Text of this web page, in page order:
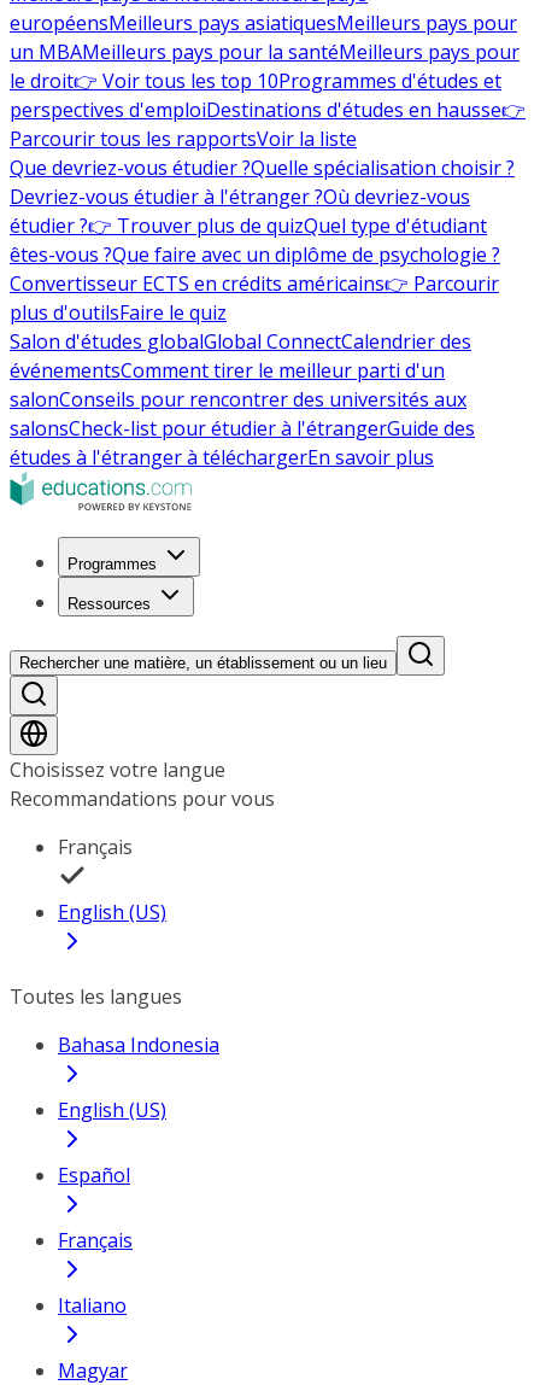
européensMeilleurs pays asiatiquesMeilleurs pays pour
un MBAMeilleurs pays pour la santéMeilleurs pays pour
le droit👉 Voir tous les top 10Programmes d'études et
perspectives d'emploiDestinations d'études en hausse👉
Parcourir tous les rapportsVoir la liste
Que devriez-vous étudier ?Quelle spécialisation choisir ?
Devriez-vous étudier à l'étranger ?Où devriez-vous
étudier ?👉 Trouver plus de quizQuel type d'étudiant
êtes-vous ?Que faire avec un diplôme de psychologie ?
Convertisseur ECTS en crédits américains👉 Parcourir
plus d'outilsFaire le quiz
Salon d'études globalGlobal ConnectCalendrier des
événementsComment tirer le meilleur parti d'un
salonConseils pour rencontrer des universités aux
salonsCheck-list pour étudier à l'étrangerGuide des
études à l'étranger à téléchargerEn savoir plus
Programmes
Ressources
Rechercher une matière, un établissement ou un lieu
Choisissez votre langue
Recommandations pour vous
Français
English (US)
Toutes les langues
Bahasa Indonesia
English (US)
Español
Français
Italiano
Magyar